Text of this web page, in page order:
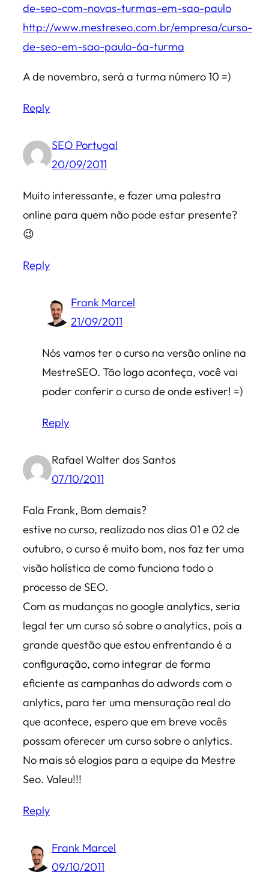
de-seo-com-novas-turmas-em-sao-paulo
http://www.mestreseo.com.br/empresa/curso-
de-seo-em-sao-paulo-6a-turma
A de novembro, será a turma número 10 =)
Reply
SEO Portugal
20/09/2011
Muito interessante, e fazer uma palestra
online para quem não pode estar presente?
😉
Reply
Frank Marcel
21/09/2011
Nós vamos ter o curso na versão online na
MestreSEO. Tão logo aconteça, você vai
poder conferir o curso de onde estiver! =)
Reply
Rafael Walter dos Santos
07/10/2011
Fala Frank, Bom demais?
estive no curso, realizado nos dias 01 e 02 de
outubro, o curso é muito bom, nos faz ter uma
visão holística de como funciona todo o
processo de SEO.
Com as mudanças no google analytics, seria
legal ter um curso só sobre o analytics, pois a
grande questão que estou enfrentando é a
configuração, como integrar de forma
eficiente as campanhas do adwords com o
anlytics, para ter uma mensuração real do
que acontece, espero que em breve vocês
possam oferecer um curso sobre o anlytics.
No mais só elogios para a equipe da Mestre
Seo. Valeu!!!
Reply
Frank Marcel
09/10/2011